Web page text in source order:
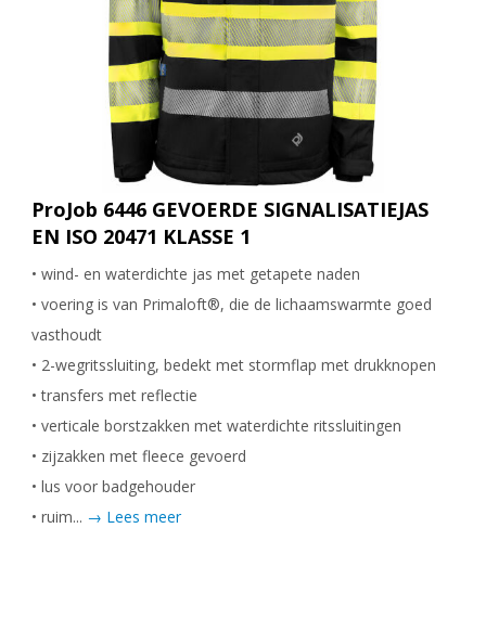
ProJob 6446 GEVOERDE SIGNALISATIEJAS
EN ISO 20471 KLASSE 1
• wind- en waterdichte jas met getapete naden
• voering is van Primaloft®, die de lichaamswarmte goed
vasthoudt
• 2-wegritssluiting, bedekt met stormflap met drukknopen
• transfers met reflectie
• verticale borstzakken met waterdichte ritssluitingen
• zijzakken met fleece gevoerd
• lus voor badgehouder
• ruim... → Lees meer